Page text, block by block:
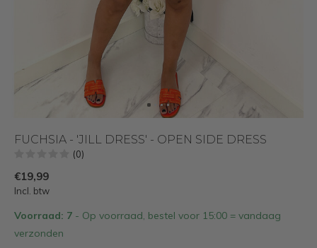
FUCHSIA - 'JILL DRESS' - OPEN SIDE DRESS
(0)
€19,99
Incl. btw
Voorraad: 7 - Op voorraad, bestel voor 15:00 = vandaag
verzonden